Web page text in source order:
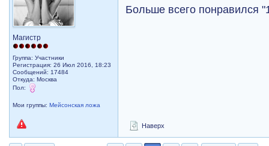
Магистр
Группа: Участники
Регистрация: 26 Июл 2016, 18:23
Сообщений: 17484
Откуда: Москва
Пол:
Мои группы:Мейсонская ложа
Больше всего понравился
Наверх